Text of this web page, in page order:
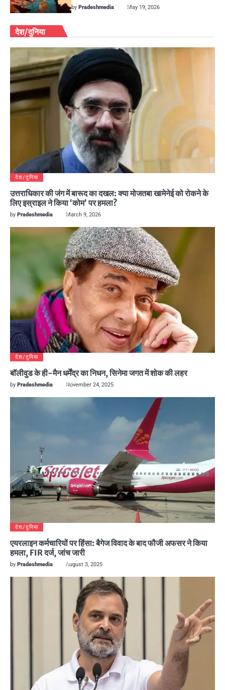
byPradeshmedia May 19, 2026
देश/दुनिया
देश/दुनिया
उत्तराधिकार की जंग में बारूद का दखल: क्या मोजतबा खामेनेई को रोकने के
लिए इस्राइल ने किया ‘कोम’ पर हमला?
by Pradeshmedia March 9, 2026
देश/दुनिया
बॉलीवुड के ही-मैन धर्मेंद्र का निधन, सिनेमा जगत में शोक की लहर
by Pradeshmedia November 24, 2025
देश/दुनिया
एयरलाइन कर्मचारियों पर हिंसा: बैगेज विवाद के बाद फौजी अफसर ने किया
हमला, FIR दर्ज, जांच जारी
by Pradeshmedia August 3, 2025